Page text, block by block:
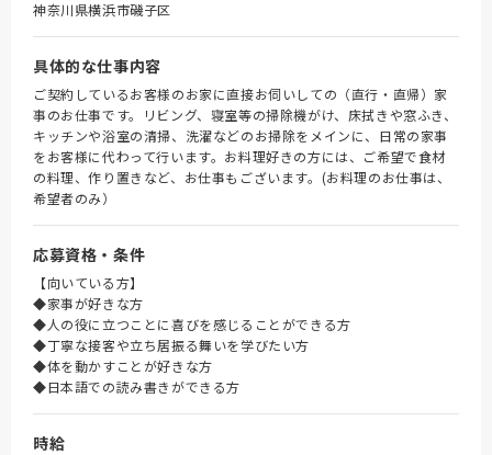
神奈川県横浜市磯子区
具体的な仕事内容
ご契約しているお客様のお家に直接お伺いしての（直行・直帰）家
事のお仕事です。リビング、寝室等の掃除機がけ、床拭きや窓ふき、
キッチンや浴室の清掃、洗濯などのお掃除をメインに、日常の家事
をお客様に代わって行います。お料理好きの方には、ご希望で食材
の料理、作り置きなど、お仕事もございます。(お料理のお仕事は、
希望者のみ）
応募資格・条件
【向いている方】
◆家事が好きな方
◆人の役に立つことに喜びを感じることができる方
◆丁寧な接客や立ち居振る舞いを学びたい方
◆体を動かすことが好きな方
◆日本語での読み書きができる方
時給